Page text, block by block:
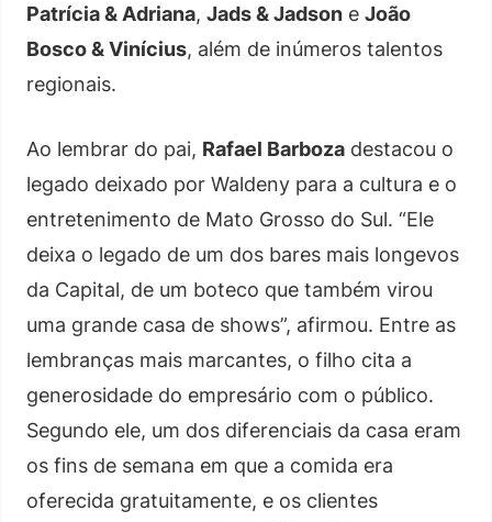
Patrícia & Adriana, Jads & Jadson e João
Bosco & Vinícius, além de inúmeros talentos
regionais.
Ao lembrar do pai, Rafael Barboza destacou o
legado deixado por Waldeny para a cultura e o
entretenimento de Mato Grosso do Sul. “Ele
deixa o legado de um dos bares mais longevos
da Capital, de um boteco que também virou
uma grande casa de shows”, afirmou. Entre as
lembranças mais marcantes, o filho cita a
generosidade do empresário com o público.
Segundo ele, um dos diferenciais da casa eram
os fins de semana em que a comida era
oferecida gratuitamente, e os clientes